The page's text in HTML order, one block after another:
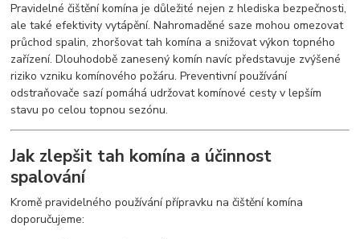
Pravidelné čištění komína je důležité nejen z hlediska bezpečnosti,
ale také efektivity vytápění. Nahromaděné saze mohou omezovat
průchod spalin, zhoršovat tah komína a snižovat výkon topného
zařízení. Dlouhodobě zanesený komín navíc představuje zvýšené
riziko vzniku komínového požáru. Preventivní používání
odstraňovače sazí pomáhá udržovat komínové cesty v lepším
stavu po celou topnou sezónu.
Jak zlepšit tah komína a účinnost
spalování
Kromě pravidelného používání přípravku na čištění komína
doporučujeme: